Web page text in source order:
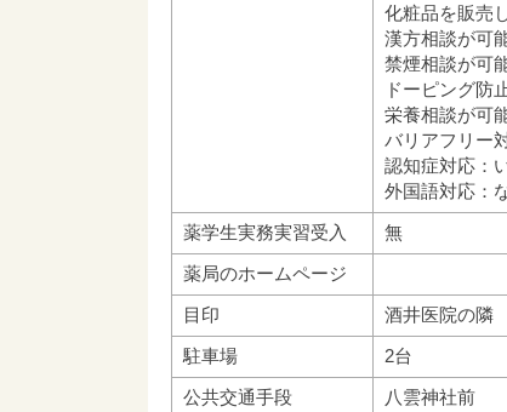
化粧品を販売
漢方相談が可
禁煙相談が可
ドーピング防
栄養相談が可
バリアフリー
認知症対応：
外国語対応：
薬学生実務実習受入
無
薬局のホームページ
目印
酒井医院の隣
駐車場
2台
公共交通手段
八雲神社前